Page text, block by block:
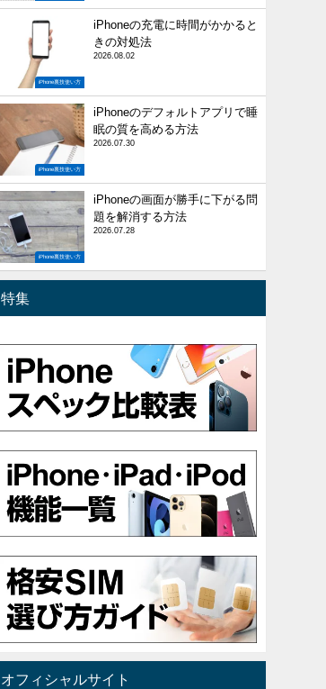
iPhone裏技使い方
iPhoneの充電に時間がかかると
きの対処法
2026.08.02
iPhone裏技使い方
iPhoneのデフォルトアプリで睡
眠の質を高める方法
2026.07.30
iPhone裏技使い方
iPhoneの画面が勝手に下がる問
題を解消する方法
2026.07.28
特集
オフィシャルサイト